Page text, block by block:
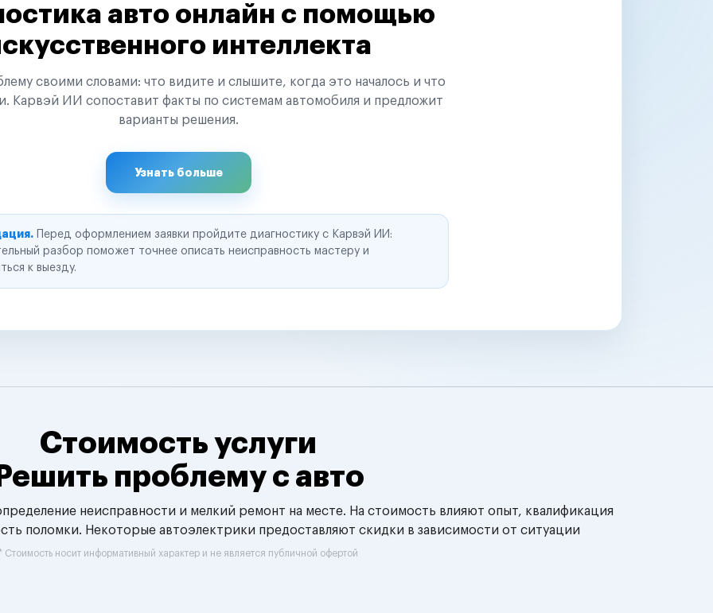
авто онлайн с помощью
интеллекта
своими словами: что видите и слышите, когда это началось и что
Карвэй ИИ сопоставит факты по системам автомобиля и предложит
варианты решения.
Узнать больше
Перед оформлением заявки пройдите диагностику с Карвэй ИИ:
разбор поможет точнее описать неисправность мастеру и
к выезду.
Стоимость услуги
Решить проблему с авто
неисправности и мелкий ремонт на месте. На стоимость влияют опыт, квалификация
поломки. Некоторые автоэлектрики предоставляют скидки в зависимости от ситуации
Стоимость носит информативный характер и не является публичной офертой